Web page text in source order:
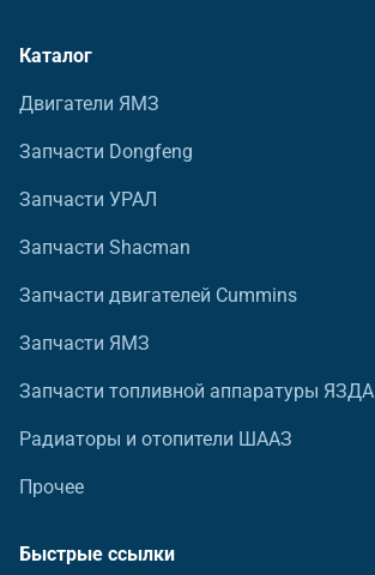
Каталог
Двигатели ЯМЗ
Запчасти Dongfeng
Запчасти УРАЛ
Запчасти Shacman
Запчасти двигателей Cummins
Запчасти ЯМЗ
Запчасти топливной аппаратуры ЯЗДА
Радиаторы и отопители ШААЗ
Прочее
Быстрые ссылки